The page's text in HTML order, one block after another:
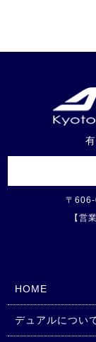
〒606-
【営
HOME
デュアルについ